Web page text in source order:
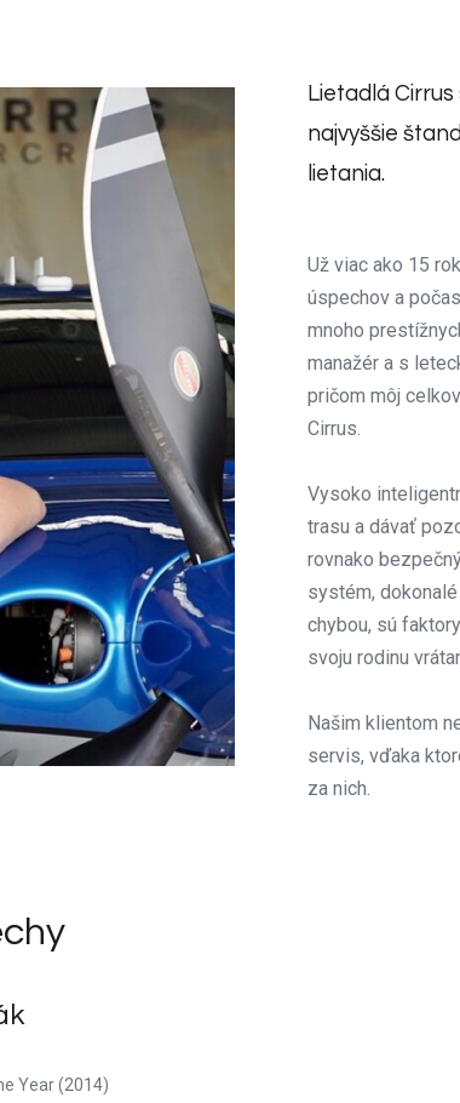
Lietadlá
najvyššie
lietania.
Už viac ako 15
úspechov a
mnoho
manažér a s
pričom môj
Cirrus.
Vysoko
trasu a dávať
rovnako
systém,
chybou, sú
svoju rodinu
Našim klientom
servis, vďaka
za nich.
Year (2014)